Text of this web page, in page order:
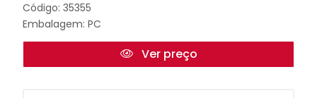
Código: 35355
Embalagem: PC
Ver preço